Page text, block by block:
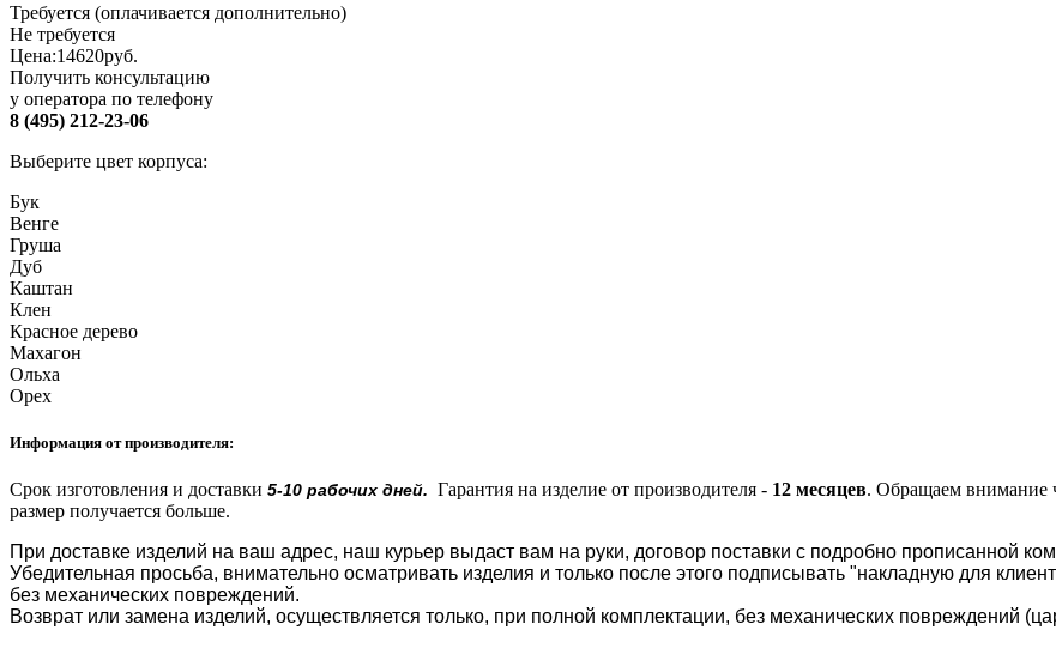
Требуется (оплачивается дополнительно)
Не требуется
Цена:14620руб.
Получить консультацию
у оператора по телефону
8 (495) 212-23-06
Выберите цвет корпуса:
Бук
Венге
Груша
Дуб
Каштан
Клен
Красное дерево
Махагон
Ольха
Орех
Информация от производителя:
Срок изготовления и доставки 5-10 рабочих дней. Гарантия на изделие от производителя - 12 месяцев. Обращаем внимание
размер получается больше.
При доставке изделий на ваш адрес, наш курьер выдаст вам на руки, договор поставки с подробно прописанной
Убедительная просьба, внимательно осматривать изделия и только после этого подписывать "накладную для
без механических повреждений.
Возврат или замена изделий, осуществляется только, при полной комплектации, без механических повреждений